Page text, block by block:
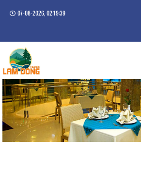
07-08-2026, 02:19:39